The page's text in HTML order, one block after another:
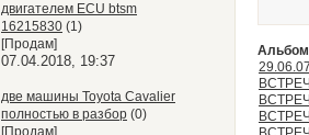
двигателем ECU btsm
16215830 (1)
[Продам]
07.04.2018, 19:37
две машины Toyota Cavalier
полностью в разбор (0)
[Продам]